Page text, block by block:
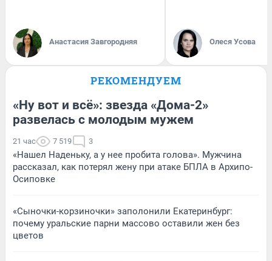
Анастасия Завгородняя Олеся Усова
РЕКОМЕНДУЕМ
«Ну вот и всё»: звезда «Дома-2»
развелась с молодым мужем
21 час 7 519 3
«Нашел Наденьку, а у нее пробита голова». Мужчина
рассказал, как потерял жену при атаке БПЛА в Архипо-
Осиповке
«Сыночки-корзиночки» заполонили Екатеринбург:
почему уральские парни массово оставили жен без
цветов